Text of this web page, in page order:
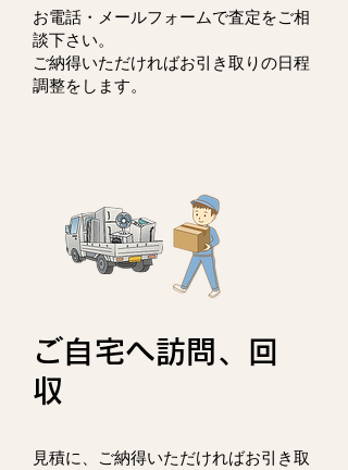
お電話・メールフォームで査定をご相
談下さい。
ご納得いただければお引き取りの日程
調整をします。
ご自宅へ訪問、回
収
見積に、ご納得いただければお引き取